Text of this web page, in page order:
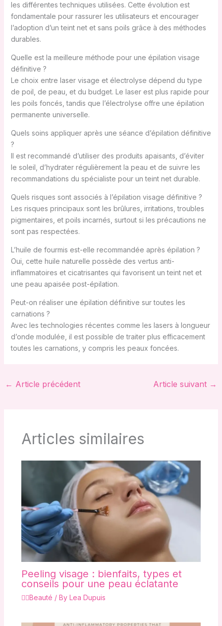
les différentes techniques utilisées. Cette évolution est
fondamentale pour rassurer les utilisateurs et encourager
l’adoption d’un teint net et sans poils grâce à des méthodes
durables.
Quelle est la meilleure méthode pour une épilation visage
définitive ?
Le choix entre laser visage et électrolyse dépend du type
de poil, de peau, et du budget. Le laser est plus rapide pour
les poils foncés, tandis que l’électrolyse offre une épilation
permanente universelle.
Quels soins appliquer après une séance d’épilation définitive
?
Il est recommandé d’utiliser des produits apaisants, d’éviter
le soleil, d’hydrater régulièrement la peau et de suivre les
recommandations du spécialiste pour un teint net durable.
Quels risques sont associés à l’épilation visage définitive ?
Les risques principaux sont les brûlures, irritations, troubles
pigmentaires, et poils incarnés, surtout si les précautions ne
sont pas respectées.
L’huile de fourmis est-elle recommandée après épilation ?
Oui, cette huile naturelle possède des vertus anti-
inflammatoires et cicatrisantes qui favorisent un teint net et
une peau apaisée post-épilation.
Peut-on réaliser une épilation définitive sur toutes les
carnations ?
Avec les technologies récentes comme les lasers à longueur
d’onde modulée, il est possible de traiter plus efficacement
toutes les carnations, y compris les peaux foncées.
← Article précédent Article suivant →
Articles similaires
Peeling visage : bienfaits, types et
conseils pour une peau éclatante
💇‍♀️Beauté / By Lea Dupuis